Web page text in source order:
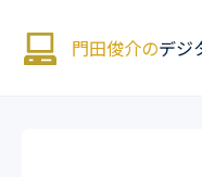
門田俊介のデジ